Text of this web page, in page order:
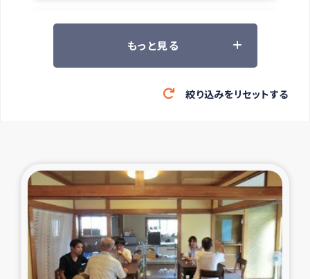
ツアー参加者の声
緊急救援の時代
東ティモール豪雨緊急支援
大雨による洪水被災者支援
カカオ生産者支援事業
もっと見る
絞り込みをリセットする